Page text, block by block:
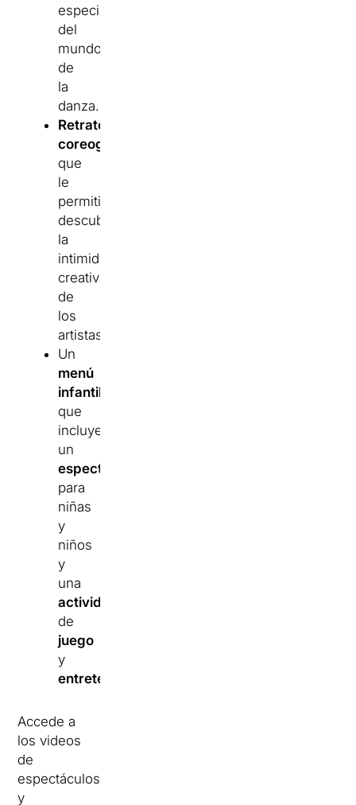
especialistas
del
mundo
de
la
danza.
Retratos
coreográficos
que
le
permitirán
descubrir
la
intimidad
creativa
de
los
artistas.
Un
menú
infantil
que
incluye:
un
espectáculo
para
niñas
y
niños
y
una
actividades
de
juego
y
entretenimiento
Accede a
los videos
de
espectáculos
y